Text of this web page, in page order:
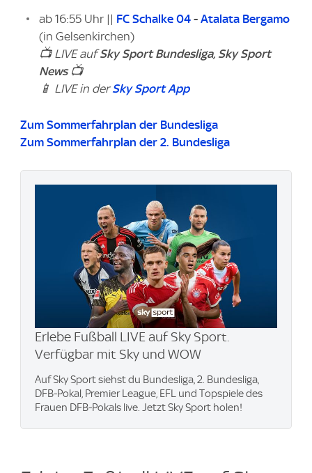
ab 16:55 Uhr || FC Schalke 04 - Atalata Bergamo
(in Gelsenkirchen)
📺 LIVE aufSky Sport Bundesliga, Sky Sport
News📺
📱 LIVE in derSky Sport App
Zum Sommerfahrplan der Bundesliga
Zum Sommerfahrplan der 2. Bundesliga
Erlebe Fußball LIVE auf Sky Sport.
Verfügbar mit Sky und WOW
Auf Sky Sport siehst du Bundesliga, 2. Bundesliga,
DFB-Pokal, Premier League, EFL und Topspiele des
Frauen DFB-Pokals live. Jetzt Sky Sport holen!